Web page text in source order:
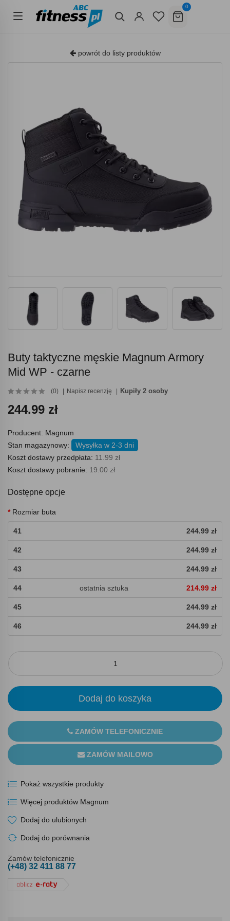
0
powrót do listy produktów
Buty taktyczne męskie Magnum Armory
Mid WP - czarne
(0) Napisz recenzję Kupiły 2 osoby
244.99 zł
Producent: Magnum
Stan magazynowy:
Wysyłka w 2-3 dni
Koszt dostawy przedpłata: 11.99 zł
Koszt dostawy pobranie: 19.00 zł
Dostępne opcje
Rozmiar buta
41 244.99 zł
42 244.99 zł
43 244.99 zł
44 ostatnia sztuka 214.99 zł
45 244.99 zł
46 244.99 zł
Dodaj do koszyka
ZAMÓW TELEFONICZNIE
ZAMÓW MAILOWO
Pokaż wszystkie produkty
Więcej produktów Magnum
Dodaj do ulubionych
Dodaj do porównania
Zamów telefonicznie
(+48) 32 411 88 77